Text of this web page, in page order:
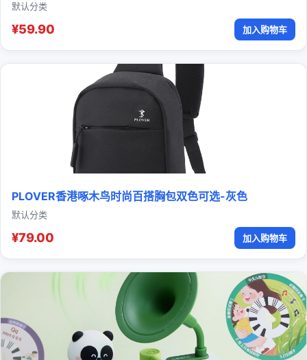
默认分类
¥59.90 加入购物车
PLOVER香港啄木鸟时尚百搭胸包双色可选-灰色
默认分类
¥79.00 加入购物车